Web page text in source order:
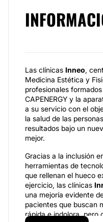
Las clínicas Inneo,
Medicina Estética y
profesionales
CAPENERGY y la
a su servicio con el
la salud de las
resultados bajo un
mejor.
Gracias a la inclusión
herramientas de
que rellenan el hueco
ejercicio, las clínicas
una mejoría evidente
pacientes que buscan
rápida e indolora, pero